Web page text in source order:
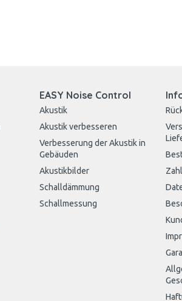
EASY Noise Control
Akustik
Akustik verbesseren
Verbesserung der Akustik in
Gebäuden
Akustikbilder
Schalldämmung
Schallmessung